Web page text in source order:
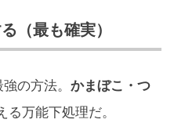
（最も確実）
の方法。 かまぼこ・つ
る万能下処理だ。